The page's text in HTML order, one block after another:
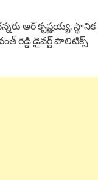
ఆర్ కృష్ణయ్య. స్థానిక
రెడ్డి డైవర్ట్ పాలిటిక్స్